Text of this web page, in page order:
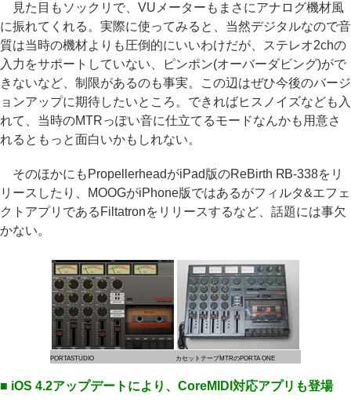
見た目もソックリで、VUメーターもまさにアナログ機材風
に振れてくれる。実際に使ってみると、当然デジタルなので音
質は当時の機材よりも圧倒的にいいわけだが、ステレオ2chの
入力をサポートしていない、ピンポン(オーバーダビング)がで
きないなど、制限があるのも事実。この辺はぜひ今後のバージ
ョンアップに期待したいところ。できればヒスノイズなども入
れて、当時のMTRっぽい音に仕立てるモードなんかも用意さ
れるともっと面白いかもしれない。
そのほかにもPropellerheadがiPad版のReBirth RB-338をリ
リースしたり、MOOGがiPhone版ではあるがフィルタ&エフェ
クトアプリであるFiltatronをリリースするなど、話題には事欠
かない。
PORTASTUDIO カセットテープMTRのPORTA ONE
■ iOS 4.2アップデートにより、CoreMIDI対応アプリも登場